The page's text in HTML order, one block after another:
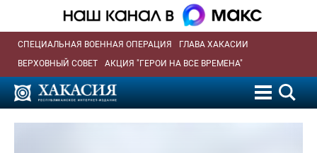
СПЕЦИАЛЬНАЯ ВОЕННАЯ ОПЕРАЦИЯ
ГЛАВА ХАКАСИИ
ВЕРХОВНЫЙ СОВЕТ
АКЦИЯ "ГЕРОИ НА ВСЕ ВРЕМЕНА"